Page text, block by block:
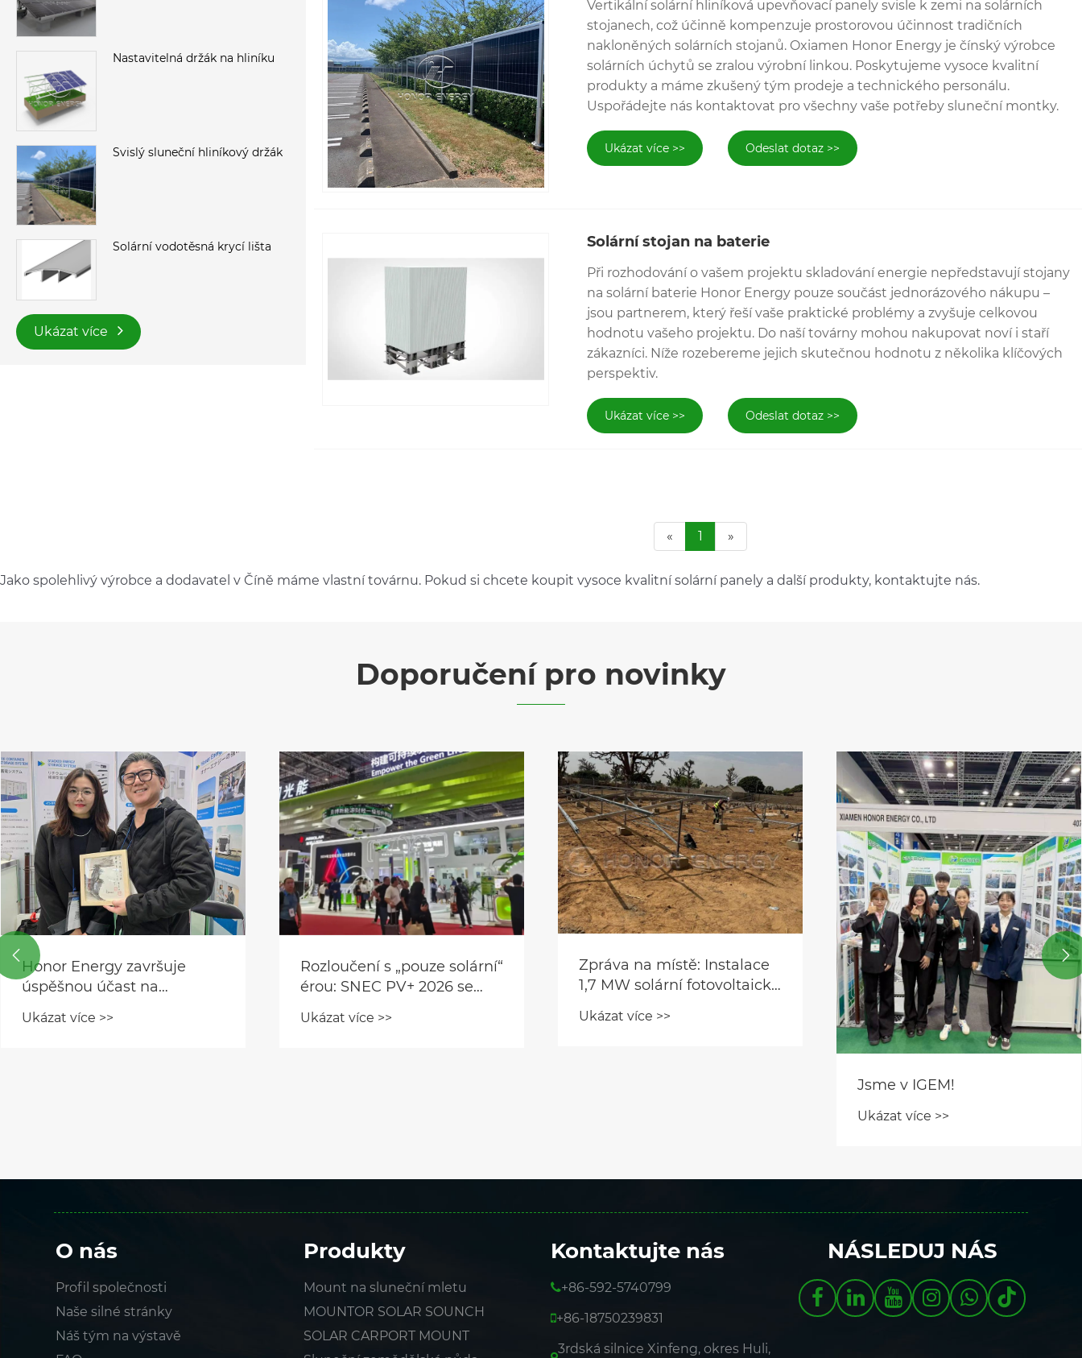
Nastavitelná držák na hliníku
Svislý sluneční hliníkový držák
Solární vodotěsná krycí lišta
Ukázat více
Vertikální solární hliníková upevňovací panely svisle k zemi na solárních
stojanech, což účinně kompenzuje prostorovou účinnost tradičních
nakloněných solárních stojanů. Oxiamen Honor Energy je čínský výrobce
solárních úchytů se zralou výrobní linkou. Poskytujeme vysoce kvalitní
produkty a máme zkušený tým prodeje a technického personálu.
Uspořádejte nás kontaktovat pro všechny vaše potřeby sluneční montky.
Ukázat více >> Odeslat dotaz >>
Solární stojan na baterie
Při rozhodování o vašem projektu skladování energie nepředstavují stojany
na solární baterie Honor Energy pouze součást jednorázového nákupu –
jsou partnerem, který řeší vaše praktické problémy a zvyšuje celkovou
hodnotu vašeho projektu. Do naší továrny mohou nakupovat noví i staří
zákazníci. Níže rozebereme jejich skutečnou hodnotu z několika klíčových
perspektiv.
Ukázat více >> Odeslat dotaz >>
« 1 »
Jako spolehlivý výrobce a dodavatel v Číně máme vlastní továrnu. Pokud si chcete koupit vysoce kvalitní solární panely a další produkty, kontaktujte nás.
Doporučení pro novinky
Honor Energy završuje
úspěšnou účast na
Week 2025
Ukázat více >>
Rozloučení s „pouze solární“
érou: SNEC PV+ 2026 se
integrace PV-Storage a AI
Ukázat více >>
Zpráva na místě: Instalace
1,7 MW solární fotovoltaické
Ukázat více >>
Jsme v IGEM!
Ukázat více >>
 
O nás
Profil společnosti
Naše silné stránky
Náš tým na výstavě
Produkty
Mount na sluneční mletu
MOUNTOR SOLAR SOUNCH
SOLAR CARPORT MOUNT
Kontaktujte nás
+86-592-5740799
+86-18750239831
3rdská silnice Xinfeng, okres Huli,
NÁSLEDUJ NÁS